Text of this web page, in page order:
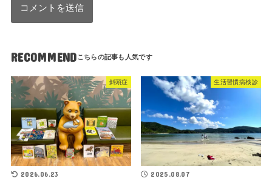
RECOMMEND
斜頭症
2026.06.23
生活習慣病検診
2025.08.07